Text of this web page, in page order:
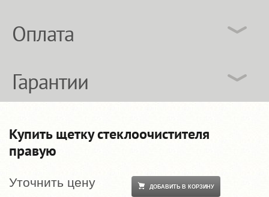
Оплата
Гарантии
Купить щетку стеклоочистителя
правую
Уточнить цену ДОБАВИТЬ В КОРЗИНУ